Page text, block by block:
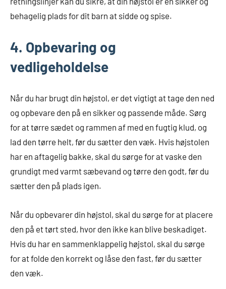
behagelig plads for dit barn at sidde og spise.
4. Opbevaring og
vedligeholdelse
Når du har brugt din højstol, er det vigtigt at tage den ned
og opbevare den på en sikker og passende måde. Sørg
for at tørre sædet og rammen af med en fugtig klud, og
lad den tørre helt, før du sætter den væk. Hvis højstolen
har en aftagelig bakke, skal du sørge for at vaske den
grundigt med varmt sæbevand og tørre den godt, før du
sætter den på plads igen.
Når du opbevarer din højstol, skal du sørge for at placere
den på et tørt sted, hvor den ikke kan blive beskadiget.
Hvis du har en sammenklappelig højstol, skal du sørge
for at folde den korrekt og låse den fast, før du sætter
den væk.